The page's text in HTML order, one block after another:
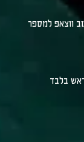
ווצאפ למספר
בלבד